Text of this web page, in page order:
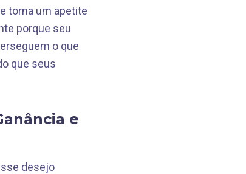
torna um apetite
porque seu
o que
que seus
e
desejo